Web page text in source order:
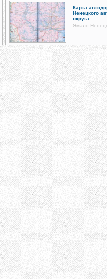
Карта
Ненецкого
округа
Ямало-